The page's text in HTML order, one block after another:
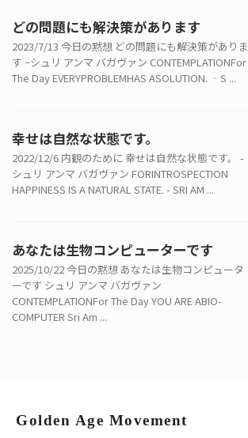
どの問題にも解決策があります
2023/7/13 今日の黙想 どの問題にも解決策がありま
す −シュリ アンマ バガヴァン CONTEMPLATIONFor
The Day EVERYPROBLEMHAS ASOLUTION. ‐S ...
幸せは自然な状態です。
2022/12/6 内観のために 幸せは自然な状態です。 -
シュリ アンマ バガヴァン FORINTROSPECTION
HAPPINESS IS A NATURAL STATE. - SRI AM ...
あなたは生物コンピューターです
2025/10/22 今日の黙想 あなたは生物コンピュータ
ーです シュリ アンマ バガヴァン
CONTEMPLATIONFor The Day YOU ARE ABIO-
COMPUTER Sri Am ...
Golden Age Movement